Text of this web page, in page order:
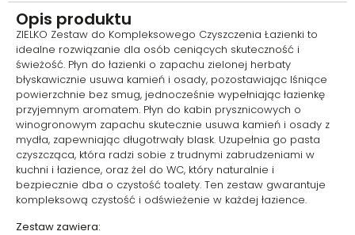
trudne zabrudzenia
W zestawie znajduje się także
Zielko pasta czyszcząca –
prawdziwy „as” do zadań
specjalnych. Dzięki zawartości
sody oczyszczonej pomaga
zmiękczać wodę i usuwać
nieprzyjemne zapachy, a przy
tym świetnie radzi sobie z
trudnymi zabrudzeniami: czyści,
odświeża i pomaga usuwać
oraz wybielać uporczywe
plamy. To produkt, po który
sięgasz, gdy potrzebujesz
Opis produktu
ZIELKO Zestaw do Kompleksowego Czyszczenia Łazienki to
idealne rozwiązanie dla osób ceniących skuteczność i
świeżość. Płyn do łazienki o zapachu zielonej herbaty
błyskawicznie usuwa kamień i osady, pozostawiając lśniące
powierzchnie bez smug, jednocześnie wypełniając łazienkę
przyjemnym aromatem. Płyn do kabin prysznicowych o
winogronowym zapachu skutecznie usuwa kamień i osady z
mydła, zapewniając długotrwały blask. Uzupełnia go pasta
czyszcząca, która radzi sobie z trudnymi zabrudzeniami w
kuchni i łazience, oraz żel do WC, który naturalnie i
bezpiecznie dba o czystość toalety. Ten zestaw gwarantuje
kompleksową czystość i odświeżenie w każdej łazience.
Zestaw zawiera: